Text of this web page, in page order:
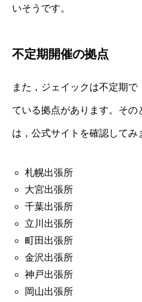
いそうです。
不定期開催の拠点
また，ジェイックは不定期
ている拠点があります。その
は，公式サイトを確認してみ
札幌出張所
大宮出張所
千葉出張所
立川出張所
町田出張所
金沢出張所
神戸出張所
岡山出張所